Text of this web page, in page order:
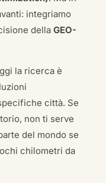
integriamo
della GEO-
la ricerca è
città. Se
non ti serve
del mondo se
chilometri da